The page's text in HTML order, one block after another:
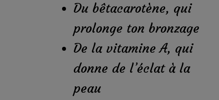
Du bêtacarotène, qui
prolonge ton bronzage
De la vitamine A, qui
donne de l’éclat à la
peau